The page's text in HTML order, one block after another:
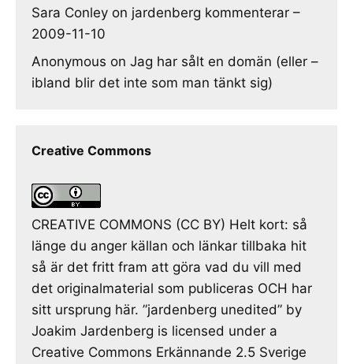
Sara Conley on jardenberg kommenterar –
2009-11-10
Anonymous on Jag har sålt en domän (eller –
ibland blir det inte som man tänkt sig)
Creative Commons
CREATIVE COMMONS (CC BY) Helt kort: så
länge du anger källan och länkar tillbaka hit
så är det fritt fram att göra vad du vill med
det originalmaterial som publiceras OCH har
sitt ursprung här. ”jardenberg unedited” by
Joakim Jardenberg is licensed under a
Creative Commons Erkännande 2.5 Sverige